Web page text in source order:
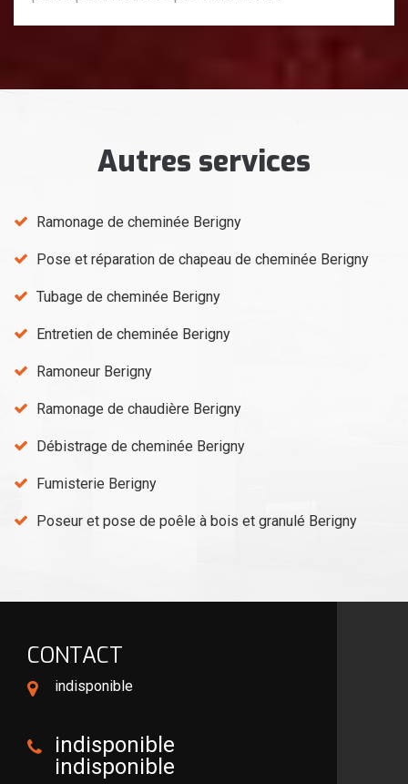
Autres services
Ramonage de cheminée Berigny
Pose et réparation de chapeau de cheminée Berigny
Tubage de cheminée Berigny
Entretien de cheminée Berigny
Ramoneur Berigny
Ramonage de chaudière Berigny
Débistrage de cheminée Berigny
Fumisterie Berigny
Poseur et pose de poêle à bois et granulé Berigny
CONTACT
indisponible
indisponible
indisponible